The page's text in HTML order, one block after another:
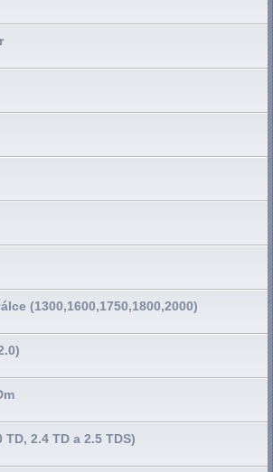
(1300,1600,1750,1800,2000)
2.4 TD a 2.5 TDS)